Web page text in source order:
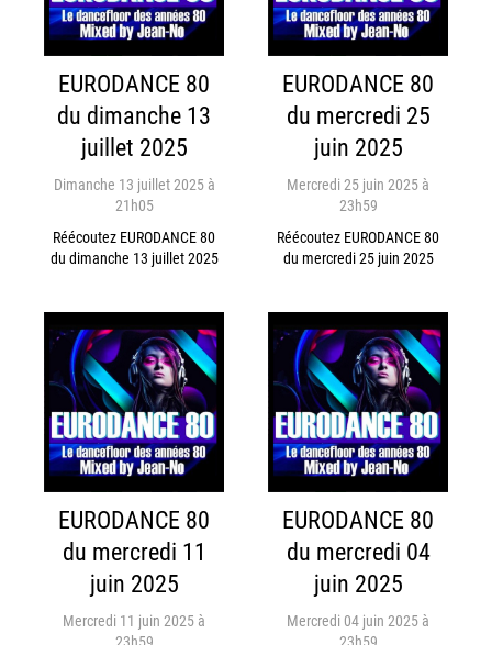
EURODANCE 80
du dimanche 13
juillet 2025
Dimanche 13 juillet 2025 à
21h05
Réécoutez EURODANCE 80
du dimanche 13 juillet 2025
EURODANCE 80
du mercredi 25
juin 2025
Mercredi 25 juin 2025 à
23h59
Réécoutez EURODANCE 80
du mercredi 25 juin 2025
EURODANCE 80
du mercredi 11
juin 2025
Mercredi 11 juin 2025 à
EURODANCE 80
du mercredi 04
juin 2025
Mercredi 04 juin 2025 à